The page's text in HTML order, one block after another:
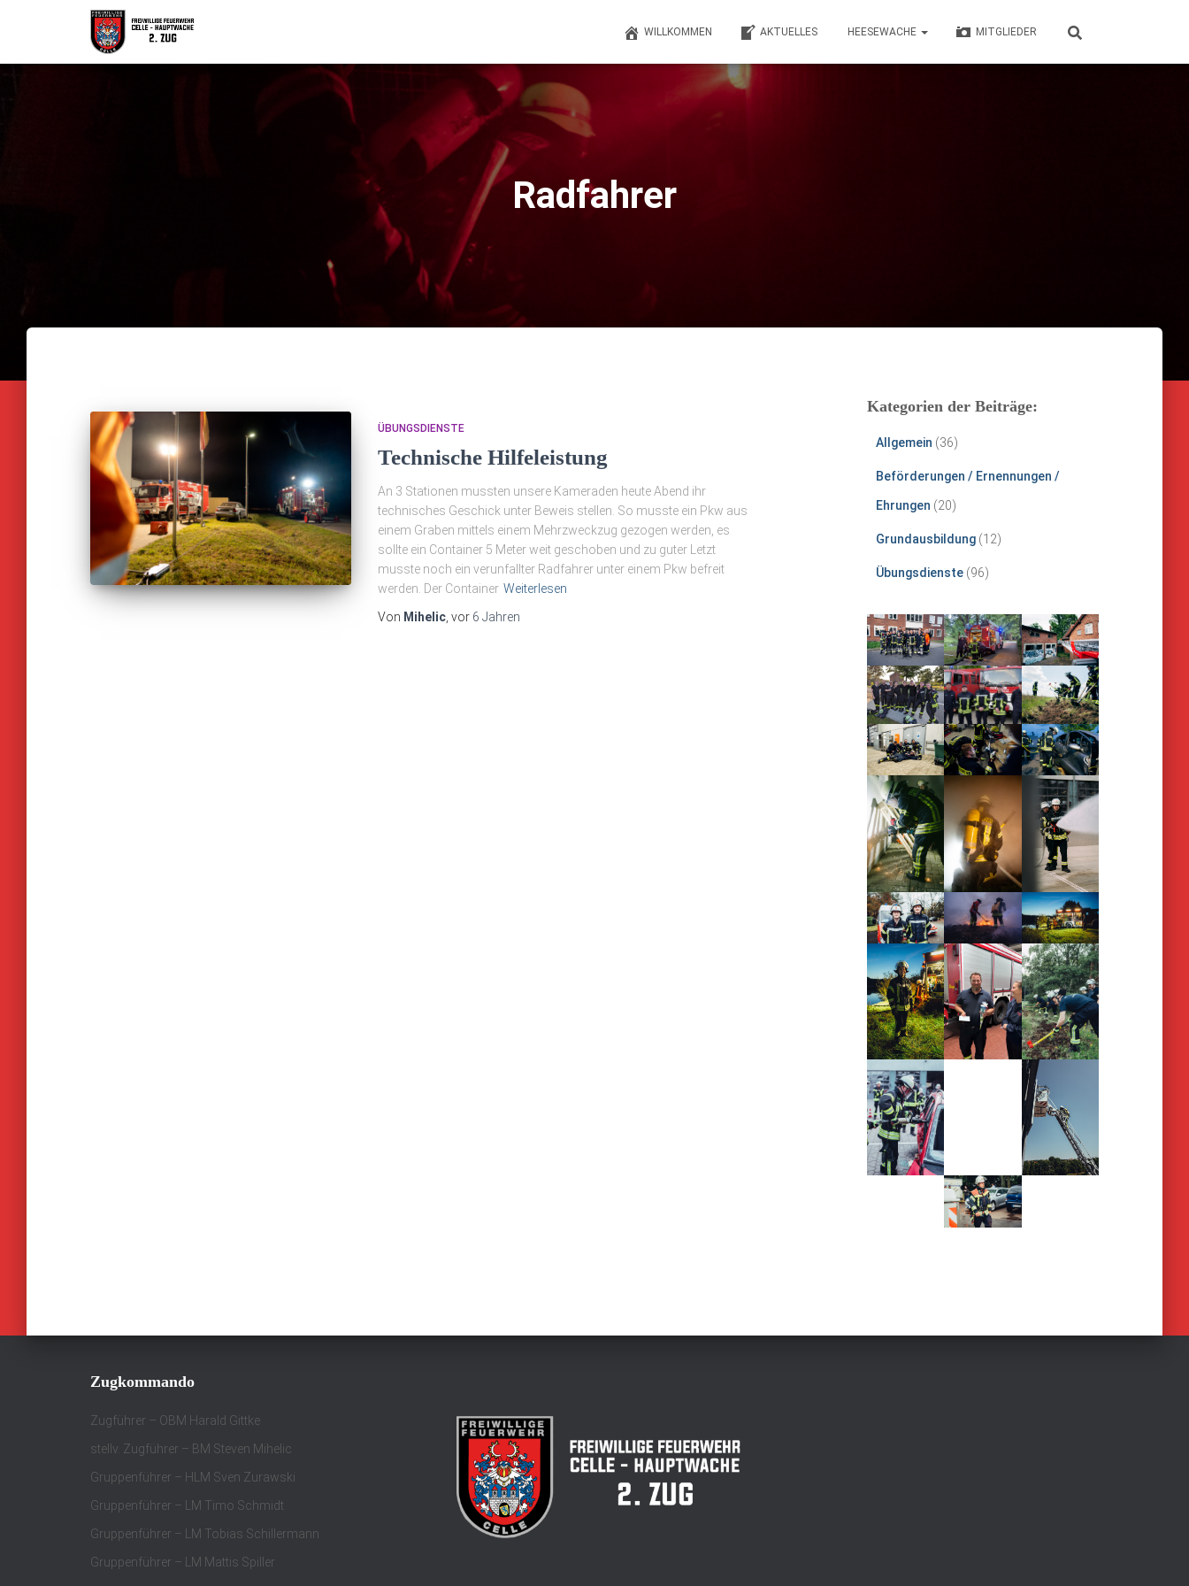
WILLKOMMEN AKTUELLES HEESEWACHE MITGLIEDER
Radfahrer
ÜBUNGSDIENSTE
Technische Hilfeleistung
An 3 Stationen mussten unsere Kameraden heute Abend ihr
technisches Geschick unter Beweis stellen. So musste ein Pkw aus
einem Graben mittels einem Mehrzweckzug gezogen werden, es
sollte ein Container 5 Meter weit geschoben und zu guter Letzt
musste noch ein verunfallter Radfahrer unter einem Pkw befreit
werden. Der Container Weiterlesen
Von Mihelic , vor 6 Jahren
Kategorien der Beiträge:
Allgemein (36)
Beförderungen / Ernennungen /
Ehrungen (20)
Grundausbildung(12)
Übungsdienste(96)
Zugkommando
Zugführer – OBM Harald Gittke
stellv. Zugführer – BM Steven Mihelic
Gruppenführer – HLM Sven Zurawski
Gruppenführer – LM Timo Schmidt
Gruppenführer – LM Tobias Schillermann
Gruppenführer – LM Mattis Spiller